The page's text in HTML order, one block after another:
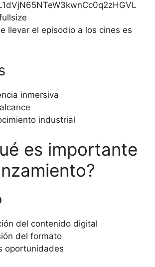
llevar el episodio a los cines es
inmersiva
industrial
es importante
del contenido digital
del formato
oportunidades